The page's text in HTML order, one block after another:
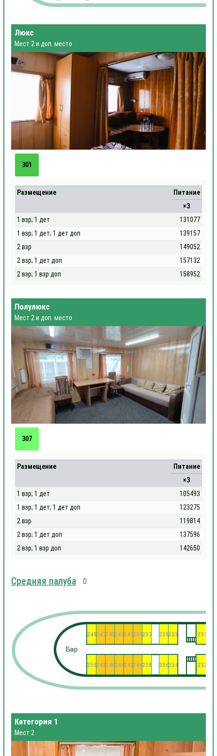
Люкс
Мест 2 и доп. место
301
Размещение
Питание
×3
1 взр; 1 дет
131077
1 взр; 1 дет; 1 дет доп
139157
2 взр
149052
2 взр; 1 дет доп
157132
2 взр; 1 взр доп
158952
Полулюкс
Мест 2 и доп. место
307
Размещение
Питание
×3
1 взр; 1 дет
105493
1 взр; 1 дет; 1 дет доп
123275
2 взр
119814
2 взр; 1 дет доп
137596
2 взр; 1 взр доп
142650
Средняя палуба
231
232
233
234
235
236
237
238
239
240
241
242
243
244
245
246
247
248
249
250
Категория 1
Мест 2